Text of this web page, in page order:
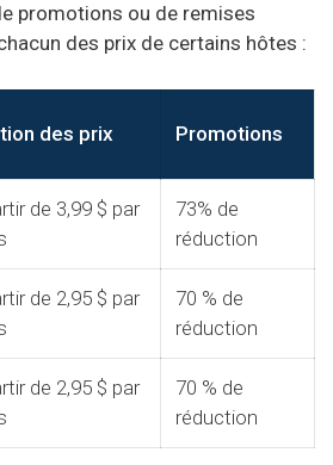
promotions ou de remises
des prix de certains hôtes :
des prix Promotions
de 3,99 $ par
73% de
réduction
de 2,95 $ par
70 % de
réduction
de 2,95 $ par
70 % de
réduction